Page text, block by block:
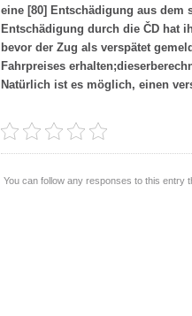
eine [80] Entschädigung aus dem
Entschädigung durch die ČD hat
bevor der Zug als verspätet
Fahrpreises erhalten;dieser
Natürlich ist es möglich, einen
You can follow any responses to this entry